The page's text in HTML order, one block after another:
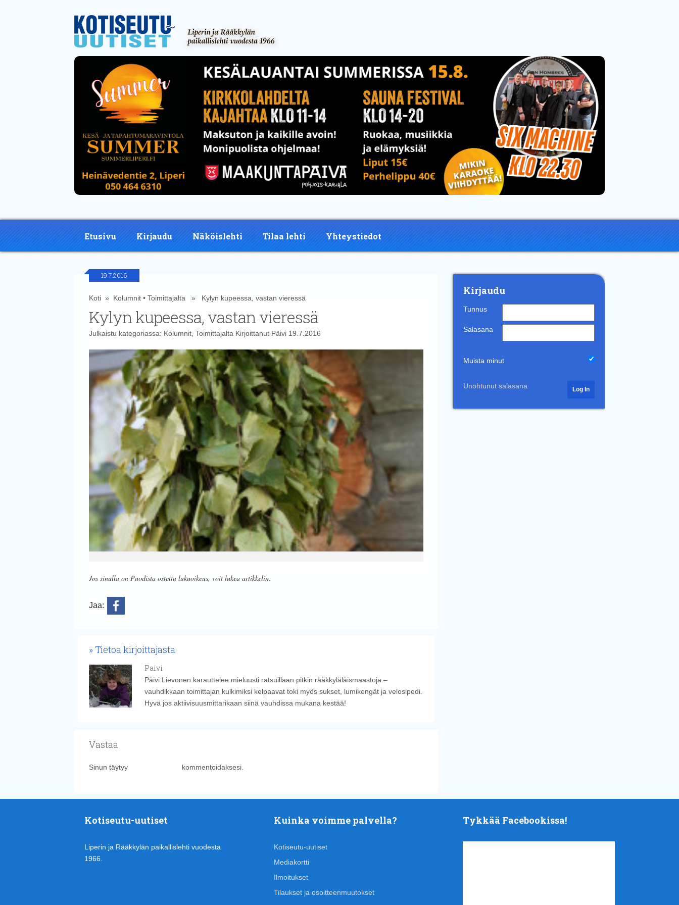
Etusivu Kirjaudu Näköislehti Tilaa lehti Yhteystiedot
19.7.2016
Koti» Kolumnit• Toimittajalta » Kylyn kupeessa, vastan vieressä
Kylyn kupeessa, vastan vieressä
Julkaistu kategoriassa: Kolumnit, Toimittajalta Kirjoittanut Päivi19.7.2016
Jos sinulla on Puodista ostettu lukuoikeus, voit lukea artikkelin.
Jaa:
Tietoa kirjoittajasta
Paivi
Päivi Lievonen karauttelee mieluusti ratsuillaan pitkin rääkkyläläismaastoja –
vauhdikkaan toimittajan kulkimiksi kelpaavat toki myös sukset, lumikengät ja velosipedi.
Hyvä jos aktiivisuusmittarikaan siinä vauhdissa mukana kestää!
Vastaa
Sinun täytyy kommentoidaksesi.
Kirjaudu
Tunnus
Salasana
Muista minut
Unohtunut salasana
Kotiseutu-uutiset
Liperin ja Rääkkylän paikallislehti vuodesta
1966.
Kuinka voimme palvella?
Kotiseutu-uutiset
Mediakortti
Ilmoitukset
Tilaukset ja osoitteenmuutokset
Tykkää Facebookissa!